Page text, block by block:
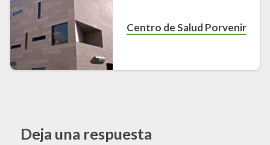
Centro de Salud Porvenir
Deja una respuesta